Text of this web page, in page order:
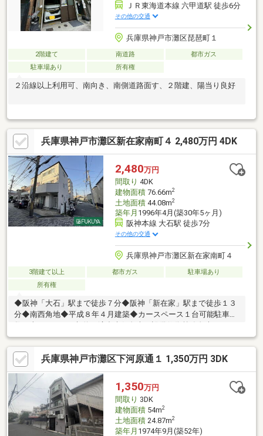
ＪＲ東海道本線 六甲道駅 徒歩6分
その他の交通
兵庫県神戸市灘区琵琶町１
2階建て 南道路
都市ガス
駐車場あり
所有権
２沿線以上利用可、南向き、南側道路面す、２階建、陽当り良好
兵庫県神戸市灘区新在家南町４ 2,480万円 4DK
2,480万円
間取り 4DK
建物面積76.66m2
土地面積44.08m2
築年月 1996年4月(築30年5ヶ月)
阪神本線 大石駅 徒歩7分
その他の交通
兵庫県神戸市灘区新在家南町４
3階建て以上 都市ガス
駐車場あり
所有権
◆阪神「大石」駅まで徒歩７分◆阪神「新在家」駅まで徒歩１３
分◆南西角地◆平成８年４月建築◆カースペース１台可能駐車台
兵庫県神戸市灘区下河原通１ 1,350万円 3DK
1,350万円
間取り 3DK
建物面積54m2
土地面積24.87m2
築年月 1974年9月(築52年)